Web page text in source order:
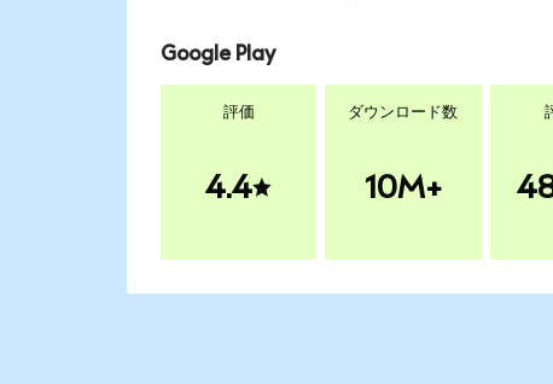
Google Play
評価
4.4
ダウンロード数
10M+